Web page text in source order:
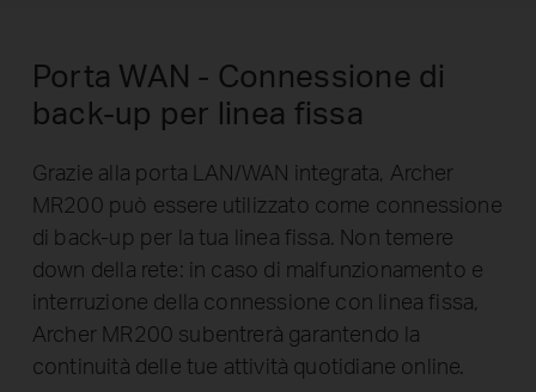
Porta WAN - Connessione di
back-up per linea fissa
Grazie alla porta LAN/WAN integrata, Archer
MR200 può essere utilizzato come connessione
di back-up per la tua linea fissa. Non temere
down della rete: in caso di malfunzionamento e
interruzione della connessione con linea fissa,
Archer MR200 subentrerà garantendo la
continuità delle tue attività quotidiane online.